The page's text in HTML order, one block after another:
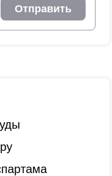
Отправить